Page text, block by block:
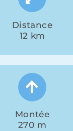
Distance
12 km
Montée
270 m